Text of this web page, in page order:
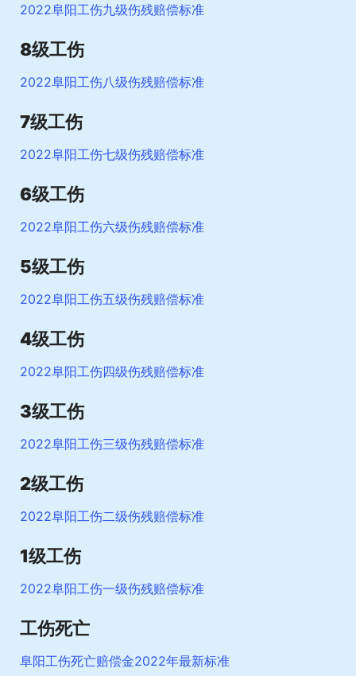
2022阜阳工伤九级伤残赔偿标准
8级工伤
2022阜阳工伤八级伤残赔偿标准
7级工伤
2022阜阳工伤七级伤残赔偿标准
6级工伤
2022阜阳工伤六级伤残赔偿标准
5级工伤
2022阜阳工伤五级伤残赔偿标准
4级工伤
2022阜阳工伤四级伤残赔偿标准
3级工伤
2022阜阳工伤三级伤残赔偿标准
2级工伤
2022阜阳工伤二级伤残赔偿标准
1级工伤
2022阜阳工伤一级伤残赔偿标准
工伤死亡
阜阳工伤死亡赔偿金2022年最新标准